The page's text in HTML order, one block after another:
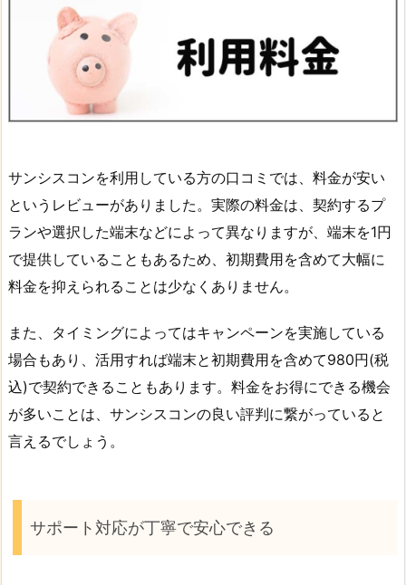
サンシスコンを利用している方の口コミでは、料金が安い
というレビューがありました。実際の料金は、契約するプ
ランや選択した端末などによって異なりますが、端末を1円
で提供していることもあるため、初期費用を含めて大幅に
料金を抑えられることは少なくありません。
また、タイミングによってはキャンペーンを実施している
場合もあり、活用すれば端末と初期費用を含めて980円(税
込)で契約できることもあります。料金をお得にできる機会
が多いことは、サンシスコンの良い評判に繋がっていると
言えるでしょう。
サポート対応が丁寧で安心できる